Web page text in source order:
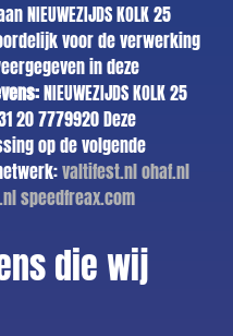
NIEUWEZIJDS KOLK 25
voor de verwerking
in deze
NIEUWEZIJDS KOLK 25
20 7779920 Deze
op de volgende
valtifest.nlohaf.nl
speedfreax.com
die wij